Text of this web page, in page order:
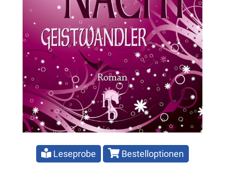
Leseprobe Bestelloptionen